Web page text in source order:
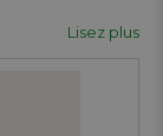
Lisez plus